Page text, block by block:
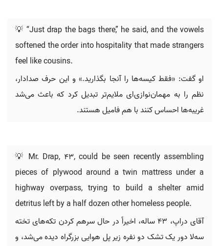
💡 “Just drap the bags there,” he said, and the vowels
softened the order into hospitality that made strangers
feel like cousins.
او گفت: «فقط کیسه‌ها را آنجا بگذارید.» و این حرف صدادار،
نظم را به مهمان‌نوازی‌ای ملایم‌تر تبدیل کرد که باعث می‌شد
غریبه‌ها احساس کنند با هم فامیل هستند.
💡 Mr. Drap, 43, could be seen recently assembling
pieces of plywood around a twin mattress under a
highway overpass, trying to build a shelter amid
detritus left by a half dozen other homeless people.
آقای دراپ، ۴۳ ساله، اخیراً در حال سرهم کردن تکه‌های تخته
سه‌لا دور یک تشک دو نفره زیر پل هوایی بزرگراه دیده می‌شد، و